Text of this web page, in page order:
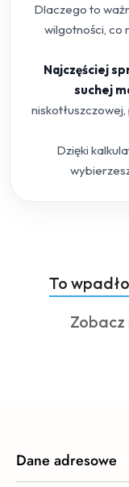
Dlaczego to
wilgotności, co
Najczęściej
suchej
Dzięki
PomińProdukty
o
statusie:
To
Dane adresowe